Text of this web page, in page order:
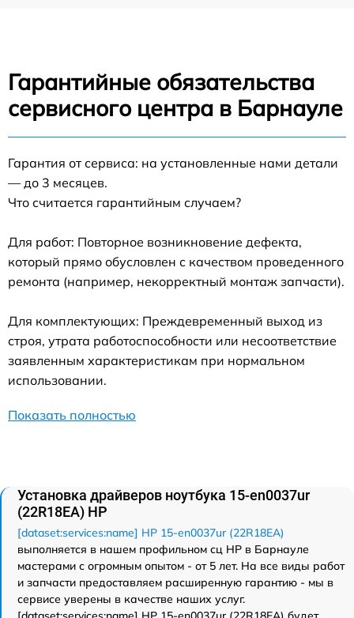
Гарантийные обязательства
сервисного центра в Барнауле
Гарантия от сервиса: на установленные нами детали
— до 3 месяцев.
Что считается гарантийным случаем?
Для работ: Повторное возникновение дефекта,
который прямо обусловлен с качеством проведенного
ремонта (например, некорректный монтаж запчасти).
Для комплектующих: Преждевременный выход из
строя, утрата работоспособности или несоответствие
заявленным характеристикам при нормальном
использовании.
Показать полностью
Установка драйверов ноутбука 15-en0037ur
(22R18EA) HP
[dataset:services:name] HP 15-en0037ur (22R18EA)
выполняется в нашем профильном сц HP в Барнауле
мастерами с огромным опытом - от 5 лет. На все виды работ
и запчасти предоставляем расширенную гарантию - мы в
сервисе уверены в качестве наших услуг.